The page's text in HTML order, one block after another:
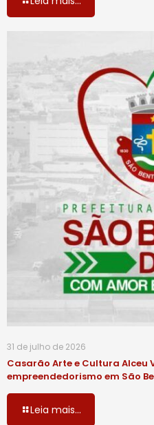
31 de julho de 2026
Casarão Arte e Cultura
empreendedorismo em São
Leia mais...